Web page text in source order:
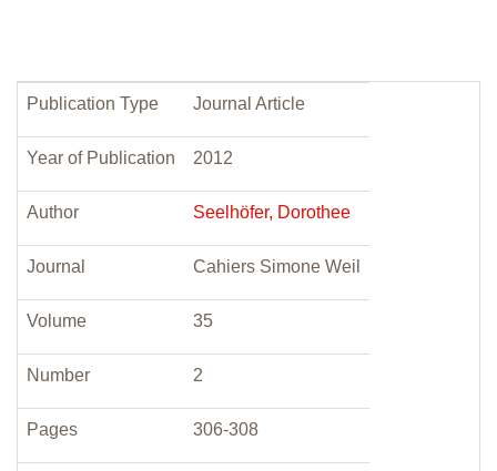
Publication Type Journal Article
Year of Publication 2012
Author Seelhöfer, Dorothee
Journal Cahiers Simone Weil
Volume 35
Number 2
Pages 306-308